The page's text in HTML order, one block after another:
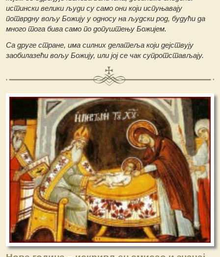
истински велики људи су само они који испуњавају
потврдну вољу Божију у односу на људски род, будући да
много тога бива само по допуштењу Божијем.
Са друге стране, има силних делатеља који дејствују
заобилазећи вољу Божију, или јој се чак супротстављају.